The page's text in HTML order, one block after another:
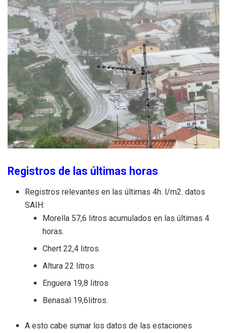
Registros de las últimas horas
Registros relevantes en las últimas 4h. l/m2. datos
SAIH:
Morella 57,6 litros acumulados en las últimas 4
horas.
Chert 22,4 litros.
Altura 22 litros
Enguera 19,8 litros
Benasal 19,6litros.
A esto cabe sumar los datos de las estaciones